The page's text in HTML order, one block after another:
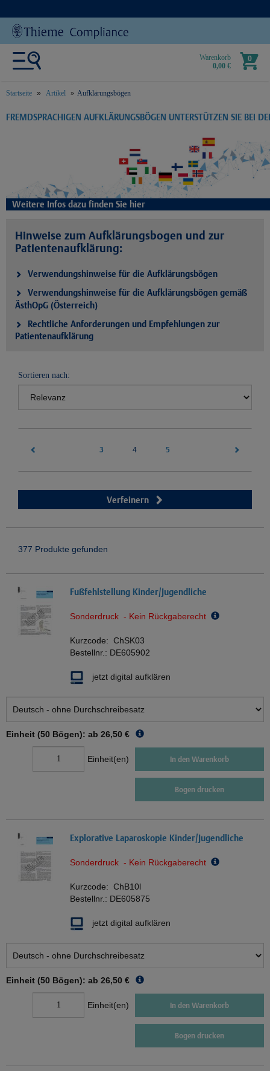
Warenkorb
0,00 €
0
Startseite Artikel Aufklärungsbögen
text.skipToContent
text.skipToNavigation
FREMDSPRACHIGEN AUFKLÄRUNGSBÖGEN UNTERSTÜTZEN SIE BEI
Weitere Infos dazu finden Sie hier
Hinweise zum Aufklärungsbogen und zur
Patientenaufklärung:
Verwendungshinweise für die Aufklärungsbögen
Verwendungshinweise für die Aufklärungsbögen gemäß
ÄsthOpG (Österreich)
Rechtliche Anforderungen und Empfehlungen zur
Patientenaufklärung
Sortieren nach:
3 4(current) 5
Verfeinern
377 Produkte gefunden
Fußfehlstellung Kinder/Jugendliche
Sonderdruck - Kein Rückgaberecht
Kurzcode: ChSK03
Bestellnr.: DE605902
jetzt digital aufklären
Einheit (50 Bögen): ab 26,50 €
Einheit(en) In den Warenkorb
Bogen drucken
Explorative Laparoskopie Kinder/Jugendliche
Sonderdruck - Kein Rückgaberecht
Kurzcode: ChB10l
Bestellnr.: DE605875
jetzt digital aufklären
Einheit (50 Bögen): ab 26,50 €
Einheit(en) In den Warenkorb
Bogen drucken